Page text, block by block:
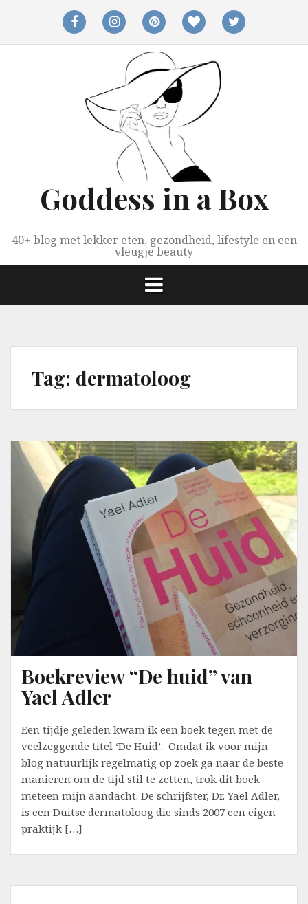
facebookinstagrampinterestbloglovintwitter
Goddess in a Box
40+ blog met lekker eten, gezondheid, lifestyle en een
vleugje beauty
Tag: dermatoloog
Boekreview “De huid” van
Yael Adler
Een tijdje geleden kwam ik een boek tegen met de
veelzeggende titel ‘De Huid’. Omdat ik voor mijn
blog natuurlijk regelmatig op zoek ga naar de beste
manieren om de tijd stil te zetten, trok dit boek
meteen mijn aandacht. De schrijfster, Dr. Yael Adler,
is een Duitse dermatoloog die sinds 2007 een eigen
praktijk […]